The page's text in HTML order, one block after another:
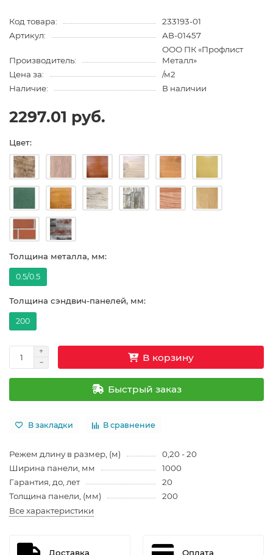
Код товара:
233193-01
Артикул:
АВ-01457
Производитель:
ООО ПК «Профлист
Металл»
Цена за:
/м2
Наличие:
В наличии
2297.01 руб.
Цвет:
Толщина металла, мм:
0.5/0.5
Толщина сэндвич-панелей, мм:
200
В корзину
Быстрый заказ
В закладки В сравнение
Режем длину в размер, (м)
0,20 - 20
Ширина панели, мм
1000
Гарантия, до, лет
20
Толщина панели, (мм)
200
Все характеристики
Доставка Оплата